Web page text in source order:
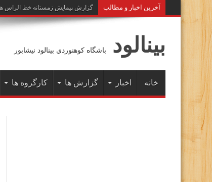
آخرين اخبار و مطالب گزارش پیمایش زمستانه خط الراس هفت
بينالود باشگاه كوهنوردي بينالود نيشابور
خانه اخبار گزارش ها کارگروه ها